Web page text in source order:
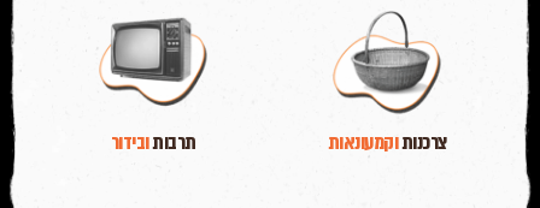
צרכנותוקמעונאות תרבותובידור